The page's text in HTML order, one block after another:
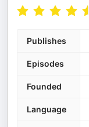
Publishes
Episodes
Founded
Language